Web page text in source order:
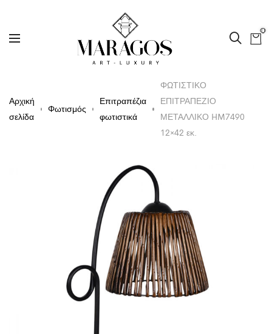
0
Αρχική
σελίδα
Φωτισμός
Επιτραπέζια
φωτιστικά
ΦΩΤΙΣΤΙΚΟ
ΕΠΙΤΡΑΠΕΖΙΟ
ΜΕΤΑΛΛΙΚΟ HM7490
12×42 εκ.